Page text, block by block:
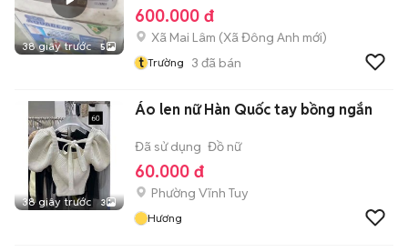
38 giây trước 5
600.000 đ
Xã Mai Lâm (Xã Đông Anh mới)
t Trường 3 đã bán
38 giây trước 3
Áo len nữ Hàn Quốc tay bồng ngắn
Đã sử dụng Đồ nữ
60.000 đ
Phường Vĩnh Tuy
Hương